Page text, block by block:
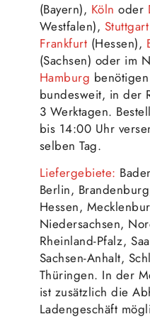
(Bayern), Köln oder
Westfalen), Stuttgart
Frankfurt (Hessen),
(Sachsen) oder im
Hamburg
bundesweit, in der
3 Werktagen.
bis 14:00 Uhr
selben Tag.
Liefergebiete:
Berlin,
Hessen,
Niedersachsen,
Rheinland-Pfalz,
Sachsen-Anhalt,
Thüringen. In der
ist zusätzlich die
Ladengeschäft